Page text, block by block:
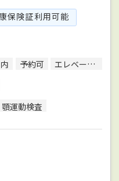
保険証利用可能
予約可
エレベーターあり
顎運動検査